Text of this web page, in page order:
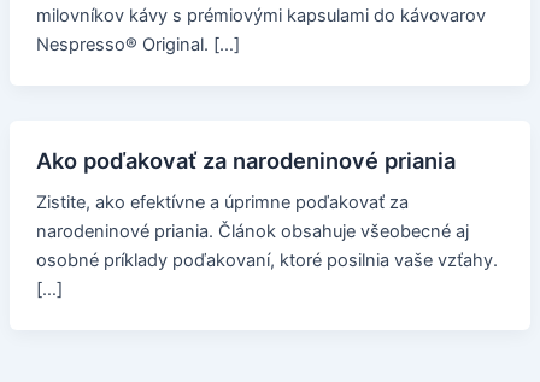
milovníkov kávy s prémiovými kapsulami do kávovarov
Nespresso® Original. […]
Ako poďakovať za narodeninové priania
Zistite, ako efektívne a úprimne poďakovať za
narodeninové priania. Článok obsahuje všeobecné aj
osobné príklady poďakovaní, ktoré posilnia vaše vzťahy.
[…]